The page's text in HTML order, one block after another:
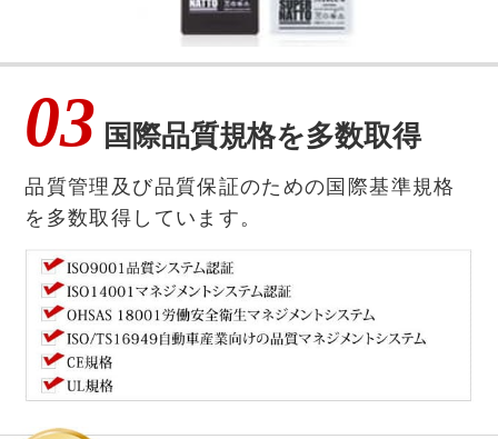
03 国際品質規格を多数取得
品質管理及び品質保証のための国際基準規格
を多数取得しています。